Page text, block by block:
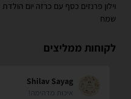
וילון פרנזים כסף עם כרזה יום הולדת
שמח
לקוחות ממליצים
Shilav Sayag
איכות מדהימה!